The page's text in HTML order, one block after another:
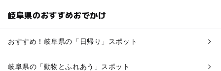
岐阜県のおすすめおでかけ
おすすめ！岐阜県の「日帰り」スポット
岐阜県の「動物とふれあう」スポット